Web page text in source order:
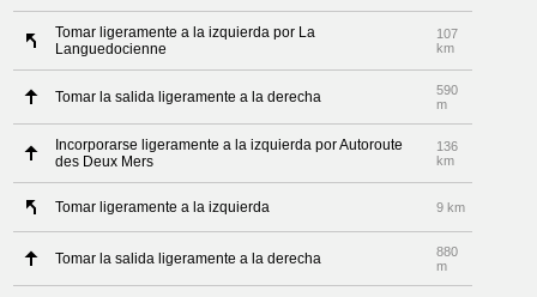
Tomar ligeramente a la izquierda por La
Languedocienne
107
km
Tomar la salida ligeramente a la derecha
590
m
Incorporarse ligeramente a la izquierda por Autoroute
des Deux Mers
136
km
Tomar ligeramente a la izquierda 9 km
Tomar la salida ligeramente a la derecha
880
m